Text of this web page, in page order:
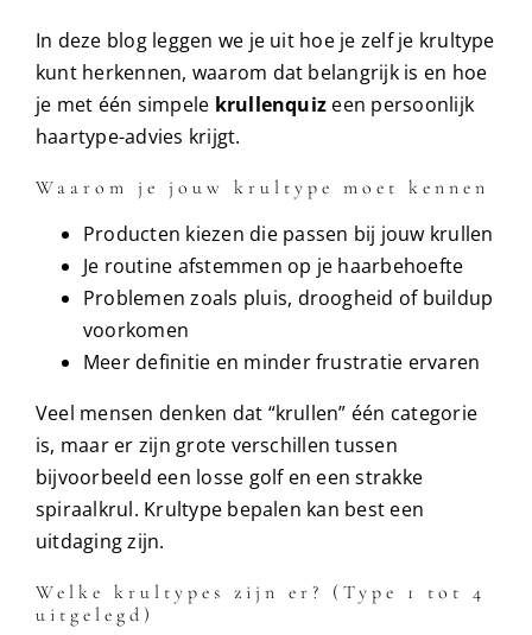
In deze blog leggen we je uit hoe je zelf je krultype
kunt herkennen, waarom dat belangrijk is en hoe
je met één simpele krullenquiz een persoonlijk
haartype-advies krijgt.
Waarom je jouw krultype moet kennen
Producten kiezen die passen bij jouw krullen
Je routine afstemmen op je haarbehoefte
Problemen zoals pluis, droogheid of buildup
voorkomen
Meer definitie en minder frustratie ervaren
Veel mensen denken dat “krullen” één categorie
is, maar er zijn grote verschillen tussen
bijvoorbeeld een losse golf en een strakke
spiraalkrul. Krultype bepalen kan best een
uitdaging zijn.
Welke krultypes zijn er? (Type 1 tot 4
uitgelegd)